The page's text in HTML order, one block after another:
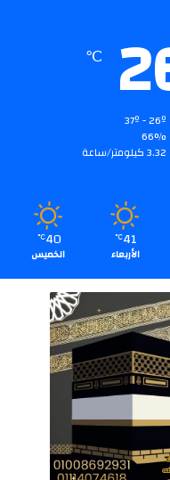
℃
66%
3.32 كيلومتر/ساعة
41
℃
الأربعاء
40
℃
الخميس